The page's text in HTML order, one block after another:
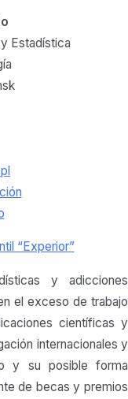
Estadística
“Experior”
y adicciones
el exceso de trabajo
científicas y
internacionales y
y su posible forma
de becas y premios